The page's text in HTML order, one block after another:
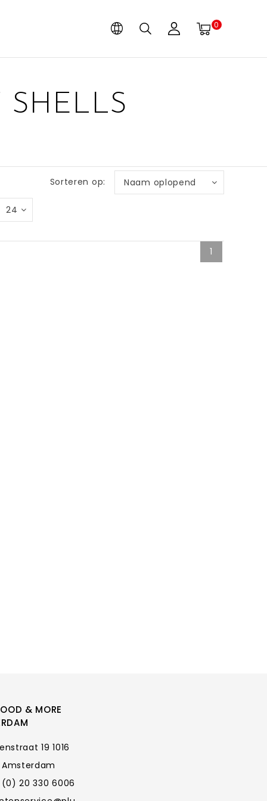
0
SHELLS
Sorteren op: Naam oplopend
24
1
& MORE
19 1016
Amsterdam
(0) 20 330 6006